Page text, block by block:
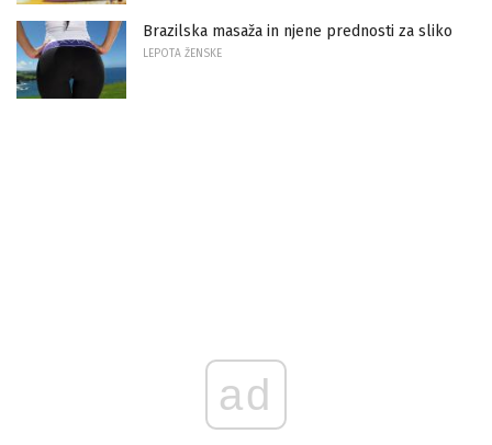
Brazilska masaža in njene prednosti za sliko
LEPOTA ŽENSKE
ad